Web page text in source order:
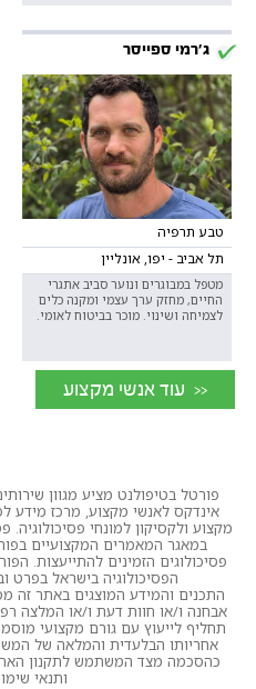
ג'רמי ספייסר
טבע תרפיה
תל אביב - יפו, אונליין
מטפל במבוגרים ונוער סביב אתגרי
החיים, מחזק ערך עצמי ומקנה כלים
לצמיחה ושינוי. מוכר בביטוח לאומי.
<< עוד אנשי מקצוע
פורטל בטיפולנט מציע מגוון
אינדקס לאנשי מקצוע, מרכז מידע
מקצוע ולקסיקון למונחי פסיכולוגיה.
במאגר המאמרים המקצועיים
פסיכולוגים הזמינים להתייעצות.
הפסיכולוגיה בישראל בפרט
התכנים והמידע המוצגים באתר זה
אבחנה ו/או חוות דעת ו/או המלצה
תחליף לייעוץ עם גורם מקצועי
אחריותו הבלעדית והמלאה של
כהסכמה מצד המשתמש לתקנון
ותנאי